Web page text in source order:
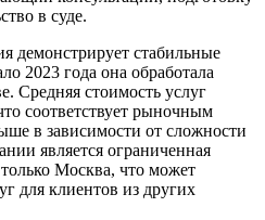
в суде.
стабильные
2023 года она обработала
Средняя стоимость услуг
соответствует рыночным
в зависимости от сложности
является ограниченная
Москва, что может
для клиентов из других